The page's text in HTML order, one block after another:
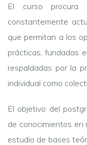
El curso procura
constantemente
que permitan a los
prácticas, fundadas
respaldadas por la
individual como
El objetivo del
de conocimientos en
estudio de bases